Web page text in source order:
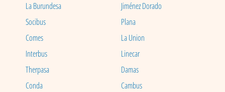
La Burundesa
Jiménez Dorado
Socibus
Plana
Comes
La Union
Interbus
Linecar
Therpasa
Damas
Conda
Cambus